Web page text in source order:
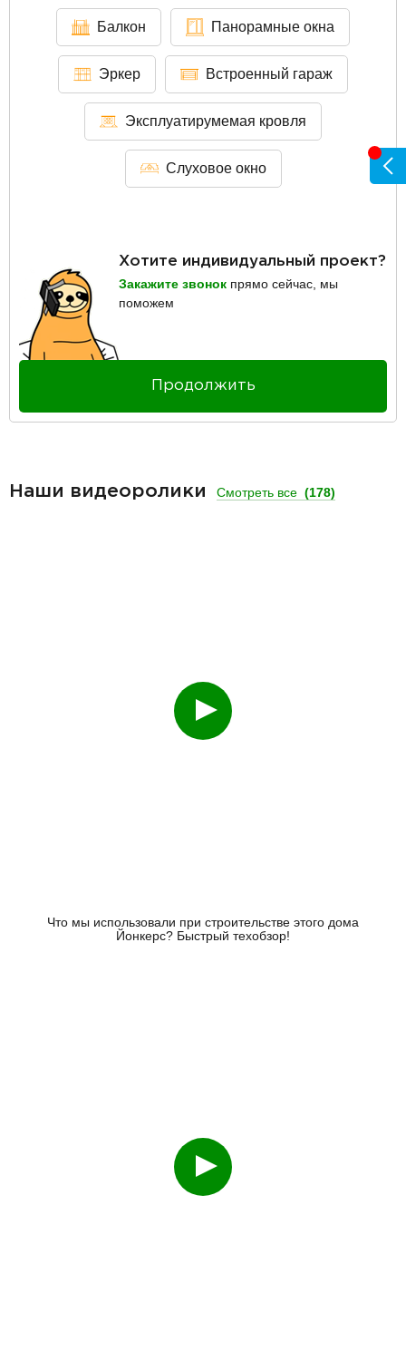
Балкон Панорамные окна
Эркер Встроенный гараж
Эксплуатирумемая кровля
Слуховое окно
Хотите индивидуальный проект?
Закажите звонок прямо сейчас, мы
поможем
Продолжить
Наши видеоролики Смотреть все (178)
Смотреть
Что мы использовали при строительстве этого дома
Йонкерс? Быстрый техобзор!
Смотреть